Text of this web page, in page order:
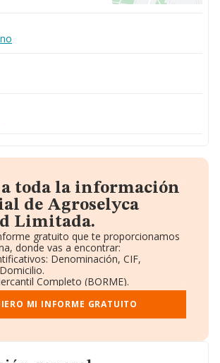
a toda la información
de Agroselyca
Limitada.
gratuito que te proporcionamos
donde vas a encontrar:
Denominación, CIF,
Completo (BORME).
Evolución Ventas y Empleados.
Administración y Administradores.
Ejecutivos.
MI INFORME GRATUITO